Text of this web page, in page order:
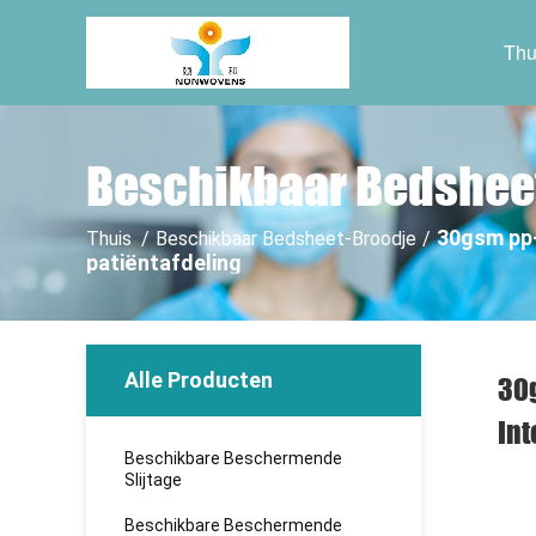
Beschikbaar
Thuis / Beschikbaar Bedsheet-Broodje / 30gsm
patiëntafdeling
Alle Producten
Beschikbare Beschermende
Slijtage
Beschikbare Beschermende